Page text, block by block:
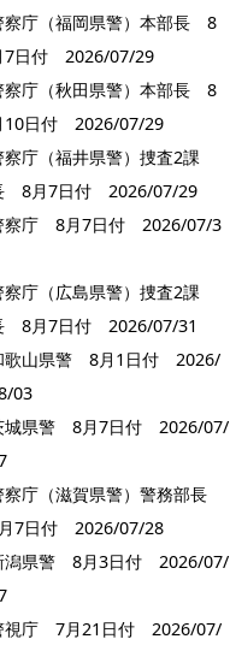
察庁（福岡県警）本部長 8
7日付 2026/07/29
察庁（秋田県警）本部長 8
10日付 2026/07/29
察庁（福井県警）捜査2課
8月7日付 2026/07/29
察庁 8月7日付 2026/07/3
察庁（広島県警）捜査2課
8月7日付 2026/07/31
歌山県警 8月1日付 2026/
03
城県警 8月7日付 2026/07/
察庁（滋賀県警）警務部長
7日付 2026/07/28
潟県警 8月3日付 2026/07/
視庁 7月21日付 2026/07/